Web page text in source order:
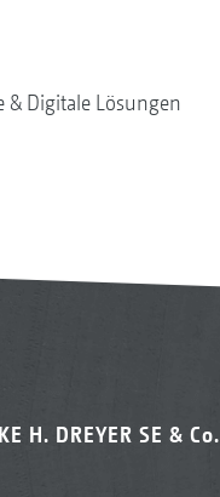
& Digitale Lösungen
H. DREYER SE & Co.